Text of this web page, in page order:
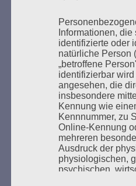
GEDENKEN UND
UNSERER
Informationen,
identifizierte oder
natürliche Person
„betroffene
identifizierbar
angesehen, die
insbesondere
Kennung wie
Kennnummer, zu
Online-Kennung
mehreren
Ausdruck der
physiologischen,
psychischen,